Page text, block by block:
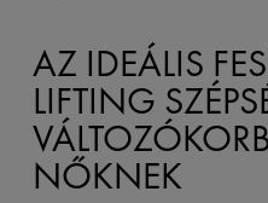
AZ IDEÁLIS
LIFTING
NŐKNEK